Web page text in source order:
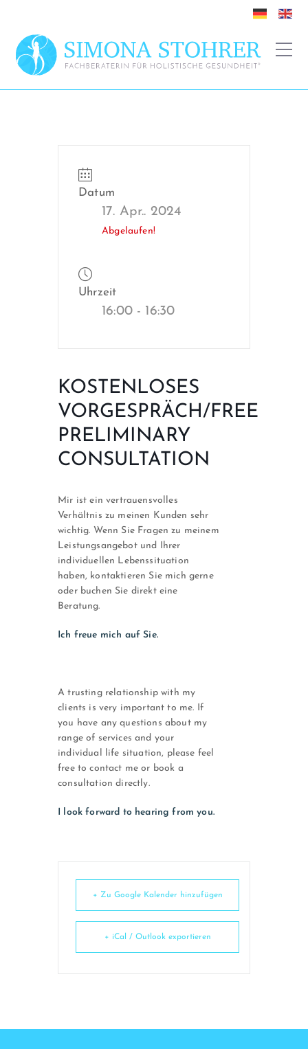
Datum
17. Apr.. 2024
Abgelaufen!
Uhrzeit
16:00 - 16:30
KOSTENLOSES
VORGESPRÄCH/FREE
PRELIMINARY
CONSULTATION
Mir ist ein vertrauensvolles
Verhältnis zu meinen Kunden sehr
wichtig. Wenn Sie Fragen zu meinem
Leistungsangebot und Ihrer
individuellen Lebenssituation
haben, kontaktieren Sie mich gerne
oder buchen Sie direkt eine
Beratung.
Ich freue mich auf Sie.
A trusting relationship with my
clients is very important to me. If
you have any questions about my
range of services and your
individual life situation, please feel
free to contact me or book a
consultation directly.
I look forward to hearing from you.
+ Zu Google Kalender hinzufügen
+ iCal / Outlook exportieren